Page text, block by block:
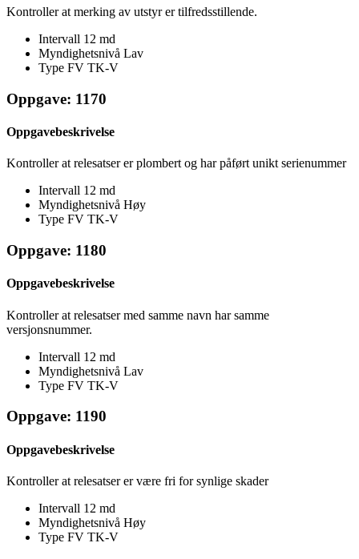
Kontroller at merking av utstyr er tilfredsstillende.
Intervall 12 md
Myndighetsnivå Lav
Type FV TK-V
Oppgave: 1170
Oppgavebeskrivelse
Kontroller at relesatser er plombert og har påført unikt serienummer
Intervall 12 md
Myndighetsnivå Høy
Type FV TK-V
Oppgave: 1180
Oppgavebeskrivelse
Kontroller at relesatser med samme navn har samme
versjonsnummer.
Intervall 12 md
Myndighetsnivå Lav
Type FV TK-V
Oppgave: 1190
Oppgavebeskrivelse
Kontroller at relesatser er være fri for synlige skader
Intervall 12 md
Myndighetsnivå Høy
Type FV TK-V